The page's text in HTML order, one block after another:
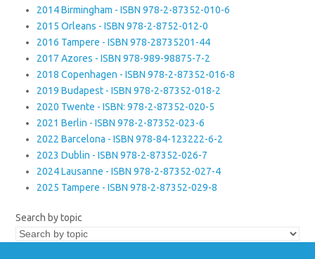
2014 Birmingham - ISBN 978-2-87352-010-6
2015 Orleans - ISBN 978-2-8752-012-0
2016 Tampere - ISBN 978-28735201-44
2017 Azores - ISBN 978-989-98875-7-2
2018 Copenhagen - ISBN 978-2-87352-016-8
2019 Budapest - ISBN 978-2-87352-018-2
2020 Twente - ISBN: 978-2-87352-020-5
2021 Berlin - ISBN 978-2-87352-023-6
2022 Barcelona - ISBN 978-84-123222-6-2
2023 Dublin - ISBN 978-2-87352-026-7
2024 Lausanne - ISBN 978-2-87352-027-4
2025 Tampere - ISBN 978-2-87352-029-8
Search by topic